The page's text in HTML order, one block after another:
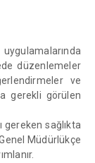
düzenlemeler
ve
gerekli görülen
gereken sağlıkta
Müdürlükçe